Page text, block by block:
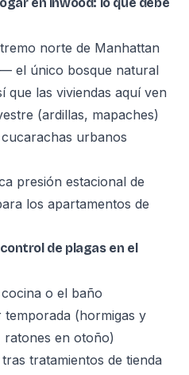
norte de Manhattan
el único bosque natural
que las viviendas aquí ven
(ardillas, mapaches)
urbanos
presión estacional de
los apartamentos de
de plagas en el
o el baño
temporada (hormigas y
ratones en otoño)
tratamientos de tienda